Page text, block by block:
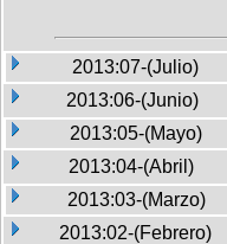
2013:07-(Julio)
2013:06-(Junio)
2013:05-(Mayo)
2013:04-(Abril)
2013:03-(Marzo)
2013:02-(Febrero)